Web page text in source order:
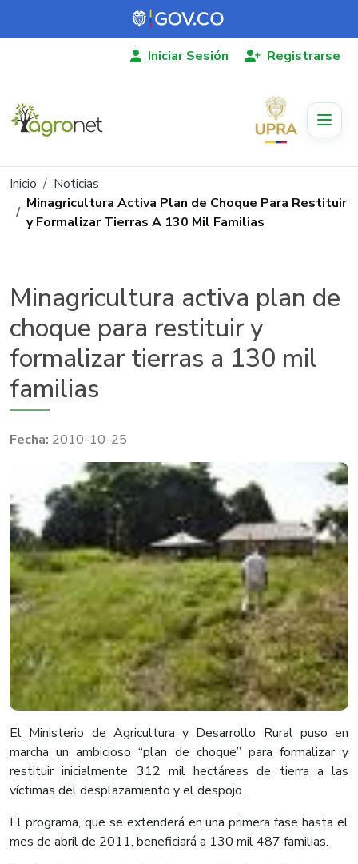
Pasar al contenido principal
Iniciar Sesión Registrarse
Ruta de navegación
Inicio
Noticias
Minagricultura Activa Plan de Choque Para Restituir
y Formalizar Tierras A 130 Mil Familias
Minagricultura activa plan de
choque para restituir y
formalizar tierras a 130 mil
familias
2010-10-25
El Ministerio de Agricultura y Desarrollo Rural puso en
marcha un ambicioso “plan de choque” para formalizar y
restituir inicialmente 312 mil hectáreas de tierra a las
víctimas del desplazamiento y el despojo.
El programa, que se extenderá en una primera fase hasta el
mes de abril de 2011, beneficiará a 130 mil 487 familias.